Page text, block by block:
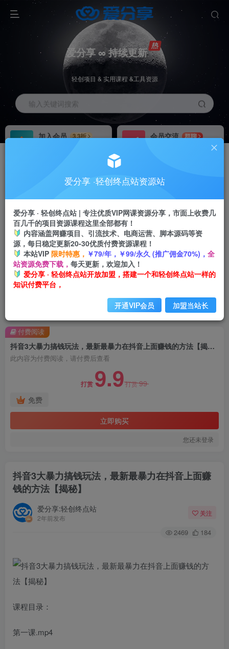
爱分享 ∞ 持续更新
轻创项目 & 实用课程 &工具资源
输入关键词搜索
加入会员
3.3折
会员交流
群聊
推广返佣高达70%
24小时自动赚钱
加入会员享受权益福利
抖音3大暴力搞钱玩法，最新最暴力在抖音上面赚钱的方法【揭秘】
此内容为付费阅读，请付费后查看
打赏 9.9打赏99
免费
立即购买
您还未登录
付费阅读
抖音3大暴力搞钱玩法，最新最暴力在抖音上面赚
钱的方法【揭秘】
爱分享:轻创终点站
2年前发布
关注
2469 184
课程目录：
第一课.mp4
爱分享 ·轻创终点站资源站
爱分享 · 轻创终点站 | 专注优质VIP网课资源分享，市面上收费几
百几千的项目资源课程这里全部都有！
内容涵盖网赚项目、引流技术、电商运营、脚本源码等资
源，每日稳定更新20-30优质付费资源课程！
本站VIP 限时特惠， ￥79/年，￥99/永久 (推广佣金70%)， 全
站资源免费下载， 每天更新，欢迎加入！
爱分享 · 轻创终点站开放加盟，搭建一个和轻创终点站一样的
知识付费平台，
开通VIP会员 加盟当站长